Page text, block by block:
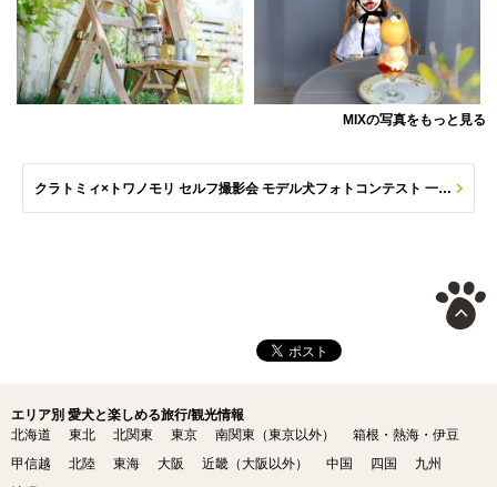
MIXの写真をもっと見る
クラトミィ×トワノモリ セルフ撮影会 モデル犬フォトコンテスト 一覧へ(応募数 84枚)
エリア別 愛犬と楽しめる旅行/観光情報
北海道
東北 北関東 東京 南関東（東京以外）
箱根・熱海・伊豆
甲信越
北陸 東海 大阪 近畿（大阪以外） 中国 四国
九州